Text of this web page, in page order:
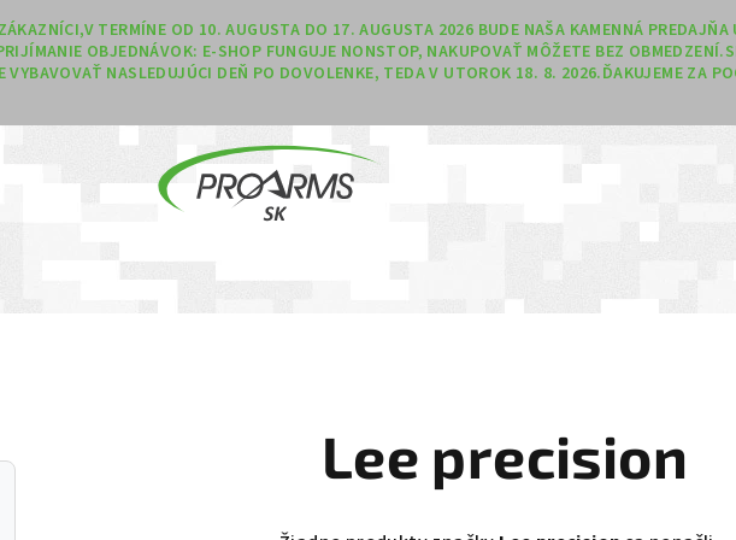
TERMÍNE OD 10. AUGUSTA DO 17. AUGUSTA 2026 BUDE NAŠA KAMENNÁ PREDAJŇA
OBJEDNÁVOK: E-SHOP FUNGUJE NONSTOP, NAKUPOVAŤ MÔŽETE BEZ
VYBAVOVAŤ NASLEDUJÚCI DEŇ PO DOVOLENKE, TEDA V UTOROK 18. 8. 2026.ĎAKUJEME ZA
Lee precision